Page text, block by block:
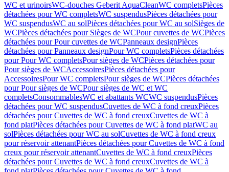
WC et urinoirsWC-douches Geberit AquaCleanWC completsPièces
détachées pour WC completsWC suspendusPièces détachées pour
WC suspendusWC au solPièces détachées pour WC au solSièges de
WCPièces détachées pour Sièges de WCPour cuvettes de WCPièces
détachées pour Pour cuvettes de WCPanneaux designPièces
détachées pour Panneaux designPour WC completsPièces détachées
pour Pour WC completsPour sièges de WCPièces détachées pour
Pour sièges de WCAccessoiresPièces détachées pour
AccessoiresPour WC completsPour sièges de WCPièces détachées
pour Pour sièges de WCPour sièges de WC et WC
completsConsommablesWC et abattants WCWC suspendusPièces
détachées pour WC suspendusCuvettes de WC à fond creuxPièces
détachées pour Cuvettes de WC à fond creuxCuvettes de WC à
fond platPièces détachées pour Cuvettes de WC à fond platWC au
solPièces détachées pour WC au solCuvettes de WC à fond creux
pour réservoir attenantPièces détachées pour Cuvettes de WC à fond
creux pour réservoir attenantCuvettes de WC à fond creuxPièces
détachées pour Cuvettes de WC à fond creuxCuvettes de WC à